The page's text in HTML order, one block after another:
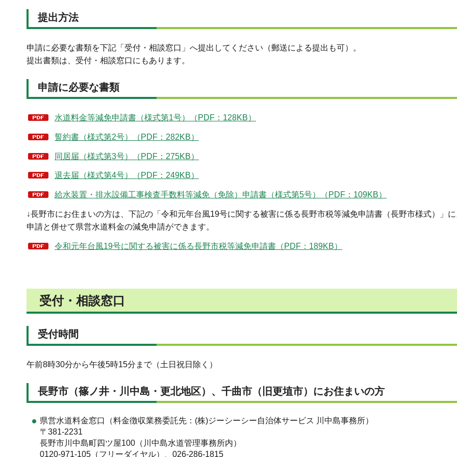
提出方法
申請に必要な書類を下記「受付・相談窓口」へ提出してください（郵送による提出も可）。
提出書類は、受付・相談窓口にもあります。
申請に必要な書類
水道料金等減免申請書（様式第1号）（PDF：128KB）
誓約書（様式第2号）（PDF：282KB）
同居届（様式第3号）（PDF：275KB）
退去届（様式第4号）（PDF：249KB）
給水装置・排水設備工事検査手数料等減免（免除）申請書（様式第5号）（PDF：109KB）
↓長野市にお住まいの方は、下記の「令和元年台風19号に関する被害に係る長野市税等減免申請書（長野市様式）」
申請と併せて県営水道料金の減免申請ができます。
令和元年台風19号に関する被害に係る長野市税等減免申請書（PDF：189KB）
受付・相談窓口
受付時間
午前8時30分から午後5時15分まで（土日祝日除く）
長野市（篠ノ井・川中島・更北地区）、千曲市（旧更埴市）にお住まいの方
県営水道料金窓口（料金徴収業務委託先：(株)ジーシーシー自治体サービス 川中島事務所）
〒381-2231
長野市川中島町四ツ屋100（川中島水道管理事務所内）
0120-971-105（フリーダイヤル）、026-286-1815